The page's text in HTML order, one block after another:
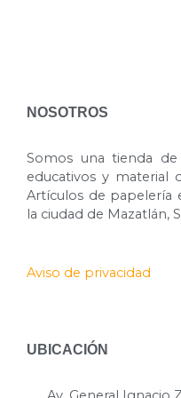
NOSOTROS
Somos una tienda de
educativos y material
Artículos de papelería
la ciudad de Mazatlán,
Aviso de privacidad
UBICACIÓN